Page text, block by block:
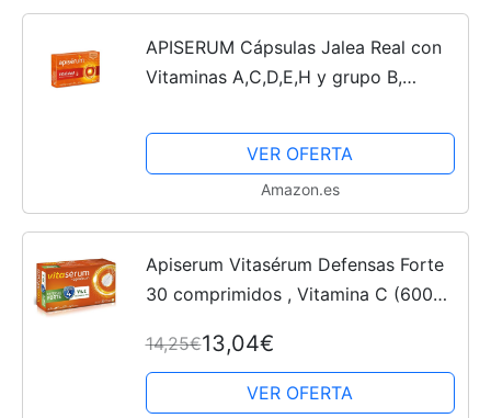
APISERUM Cápsulas Jalea Real con
Vitaminas A,C,D,E,H y grupo B,
VER OFERTA
Amazon.es
Apiserum Vitasérum Defensas Forte
30 comprimidos , Vitamina C (600
Sistema Inmunitario, Cansancio y
Fatiga, Comprimidos...
14,25€13,04€
VER OFERTA